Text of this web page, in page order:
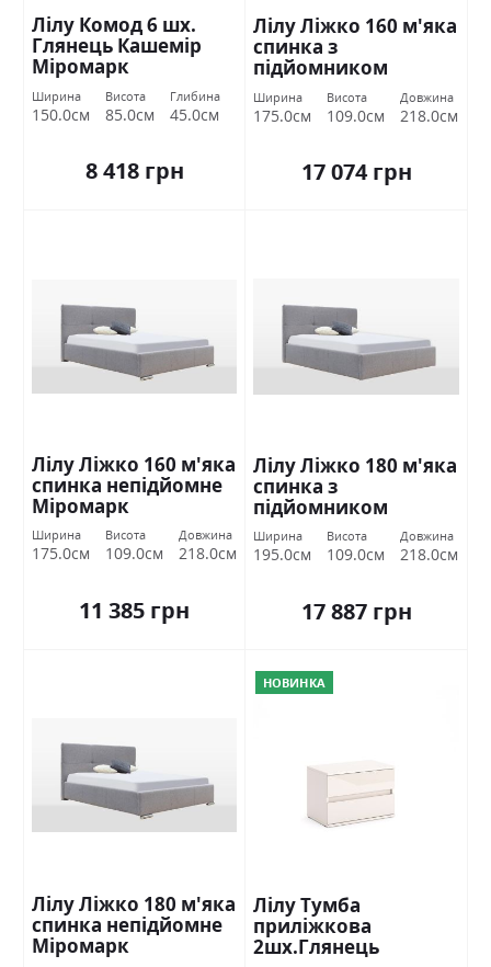
Лілу Комод 6 шх.
Глянець Кашемір
Міромарк
Ширина
150.0см
Висота
85.0см
Глибина
45.0см
8 418 грн
Лілу Ліжко 160 м'яка
спинка з
підйомником
Міромарк
Ширина
175.0см
Висота
109.0см
Довжина
218.0см
17 074 грн
Лілу Ліжко 160 м'яка
спинка непідйомне
Міромарк
Ширина
175.0см
Висота
109.0см
Довжина
218.0см
11 385 грн
Лілу Ліжко 180 м'яка
спинка з
підйомником
Міромарк
Ширина
195.0см
Висота
109.0см
Довжина
218.0см
17 887 грн
Лілу Ліжко 180 м'яка
спинка непідйомне
Міромарк
НОВИНКА
Лілу Тумба
приліжкова
2шх.Глянець